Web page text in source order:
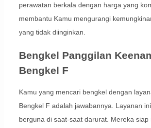
perawatan berkala dengan harga yang
membantu Kamu mengurangi
yang tidak diinginkan.
Bengkel Panggilan
Bengkel F
Kamu yang mencari bengkel dengan
Bengkel F adalah jawabannya. Layanan
berguna di saat-saat darurat. Mereka siap